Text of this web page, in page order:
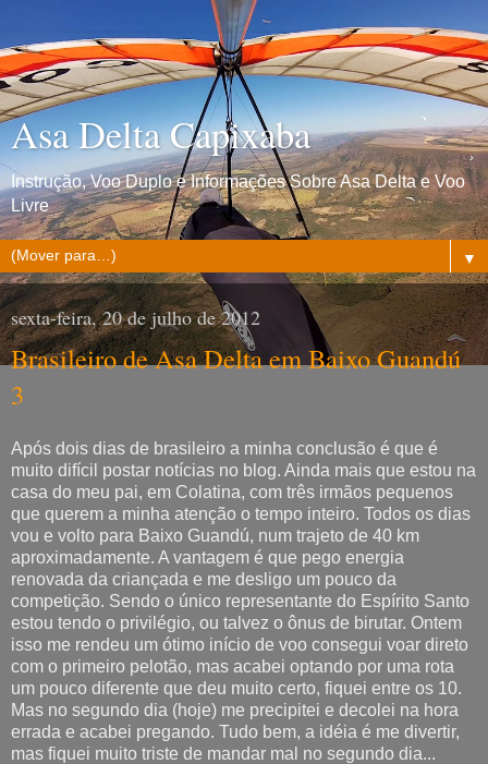
Asa Delta Capixaba
Instrução, Voo Duplo e Informações Sobre Asa Delta e Voo
Livre
▼
sexta-feira, 20 de julho de 2012
Brasileiro de Asa Delta em Baixo Guandú
3
Após dois dias de brasileiro a minha conclusão é que é
muito difícil postar notícias no blog. Ainda mais que estou na
casa do meu pai, em Colatina, com três irmãos pequenos
que querem a minha atenção o tempo inteiro. Todos os dias
vou e volto para Baixo Guandú, num trajeto de 40 km
aproximadamente. A vantagem é que pego energia
renovada da criançada e me desligo um pouco da
competição. Sendo o único representante do Espírito Santo
estou tendo o privilégio, ou talvez o ônus de birutar. Ontem
isso me rendeu um ótimo início de voo consegui voar direto
com o primeiro pelotão, mas acabei optando por uma rota
um pouco diferente que deu muito certo, fiquei entre os 10.
Mas no segundo dia (hoje) me precipitei e decolei na hora
errada e acabei pregando. Tudo bem, a idéia é me divertir,
mas fiquei muito triste de mandar mal no segundo dia...